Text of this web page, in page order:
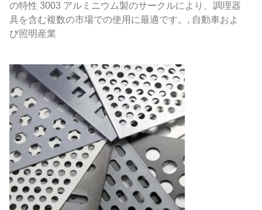
の特性 3003 アルミニウム製のサークルにより、調理器
具を含む複数の市場での使用に最適です。, 自動車およ
び照明産業